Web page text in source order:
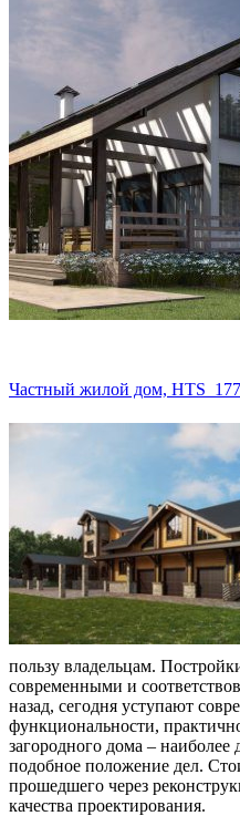
Частный жилой дом, HTS_177
пользу владельцам.
современными и
назад, сегодня уступают
функциональности,
загородного дома –
подобное положение дел.
прошедшего через
качества проектирования.